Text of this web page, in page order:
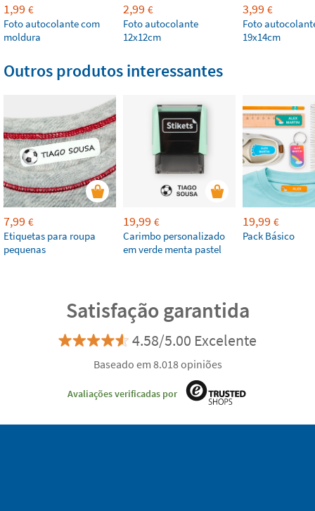
1,99 €
Foto autocolante com
moldura
2,99 €
Foto autocolante
12x12cm
3,99 €
Foto
19x14cm
Outros produtos interessantes
7,99 €
Etiquetas para roupa
pequenas
19,99 €
Carimbo personalizado
em verde menta pastel
19,99 €
Pack Básico
Satisfação garantida
4.58/5.00 Excelente
Baseado em 8.018 opiniões
Avaliações verificadas por